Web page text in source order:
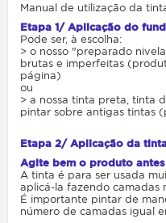
Manual de utilização da
Etapa 1/ Aplicação do
Pode ser, à escolha:
> o nosso "preparado
brutas e imperfeitas
página)
ou
> a nossa tinta preta, tinta
pintar sobre antigas tintas
Etapa 2/ Aplicação da
Agite bem o produto
A tinta é para ser usada
aplicá-la fazendo camadas
É importante pintar de
número de camadas igual